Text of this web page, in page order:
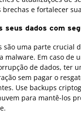
brechas e fortalecer
seus dados com
são uma parte crucial
malware. Em caso de
de dados, ter
sem pagar o
Use backups
para mantê-los